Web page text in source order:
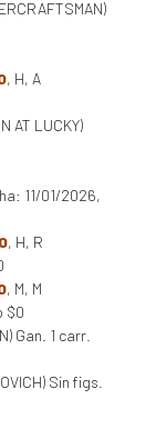
, H, A
AT LUCKY)
11/01/2026,
, H, R
, M, M
$0
Gan. 1 carr.
Sin figs.